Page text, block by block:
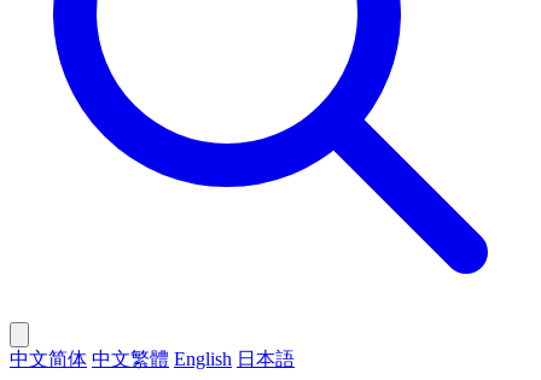
中文简体 中文繁體 English 日本語